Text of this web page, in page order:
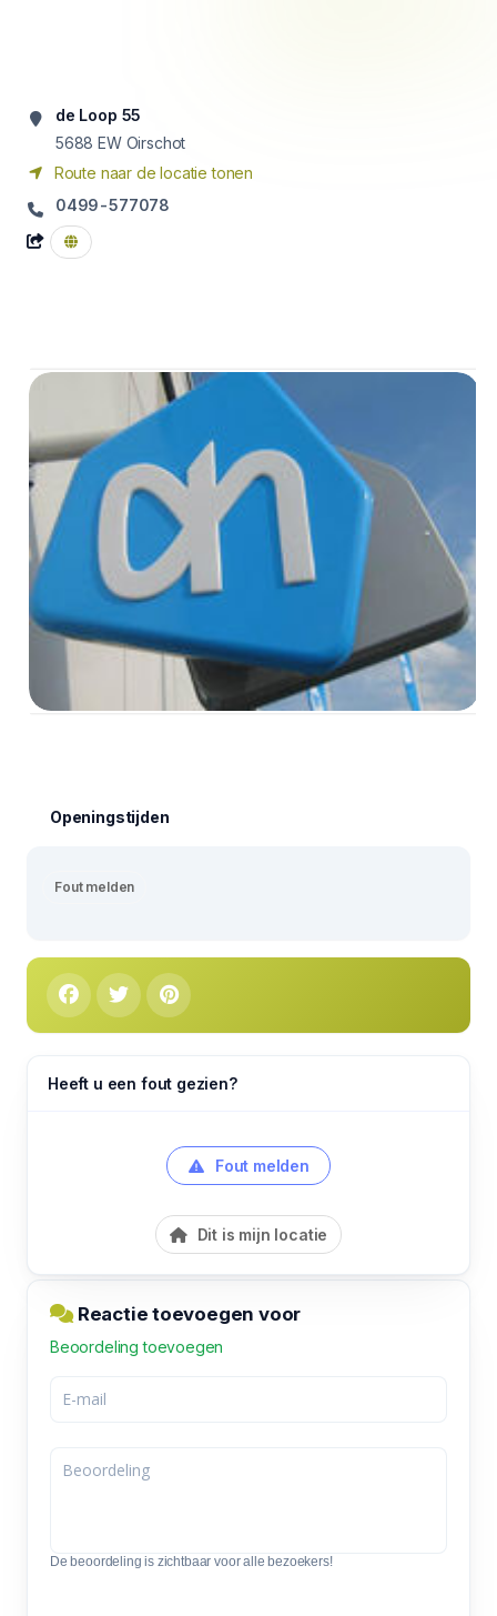
de Loop 55
5688 EW Oirschot
Route naar de locatie tonen
0499-577078
Openingstijden
Fout melden
Heeft u een fout gezien?
Fout melden
Dit is mijn locatie
Reactie toevoegen voor
Beoordeling toevoegen
De beoordeling is zichtbaar voor alle bezoekers!